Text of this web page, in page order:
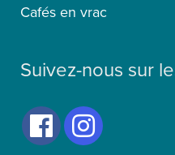
Cafés en vrac
Suivez-nous sur